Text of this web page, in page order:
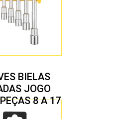
BIELAS
JOGO
8 A 17
MM